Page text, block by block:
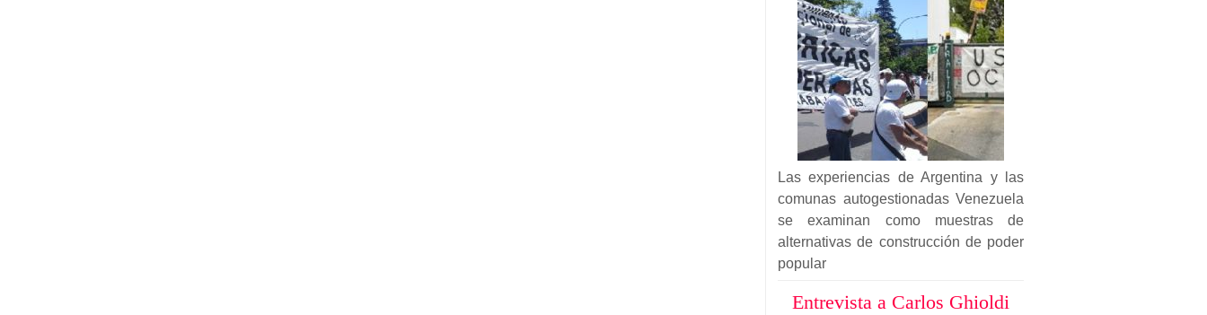
Las experiencias de Argentina y las
comunas autogestionadas Venezuela
se examinan como muestras de
alternativas de construcción de poder
popular
Entrevista a Carlos Ghioldi